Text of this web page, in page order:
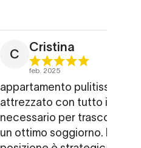
C
Cristina
feb. 2025
appartamento pulitissimo,
attrezzato con tutto il
necessario per trascorrere
un ottimo soggiorno. la